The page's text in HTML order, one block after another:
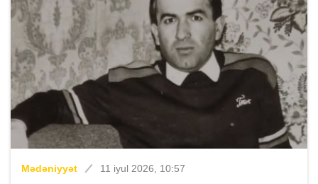
Mədəniyyət 11 iyul 2026, 10:57